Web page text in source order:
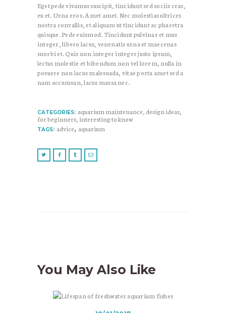
Eget pede vivamus suscipit, tincidunt sed sociis cras,
eu et. Urna eros. Amet amet. Nec molestias ultrices
nostra convallis, et aliquam ut tincidunt ac pharetra
quisque. Pede euismod. Tincidunt pulvinar et mus
integer, libero lacus, venenatis urna et maecenas
morbi et. Quis non integer integer justo ipsum,
lectus molestie et bibendum non vel lorem, nulla in
posuere non lacus malesuada, vitae porta amet sed a
nam accumsan, lacus massa nec.
CATEGORIES: aquarium maintenance design ideas
for beginners interesting to know
TAGS: advice, aquarium
You May Also Like